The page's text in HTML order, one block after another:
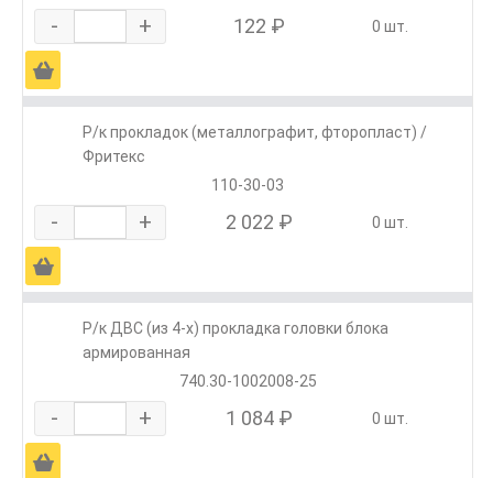
- + 122 ₽ 0 шт.
Ä
Р/к прокладок (металлографит, фторопласт) /
Фритекс
110-30-03
- + 2 022 ₽ 0 шт.
Ä
Р/к ДВС (из 4-х) прокладка головки блока
армированная
740.30-1002008-25
- + 1 084 ₽ 0 шт.
Ä